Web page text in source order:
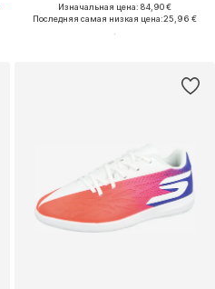
Изначальная цена: 84,90 €
Последняя самая низкая цена:25,96 €